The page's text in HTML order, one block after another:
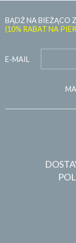
BĄDŹ NA BIEŻĄCO
(10% RABAT NA
E-MAIL